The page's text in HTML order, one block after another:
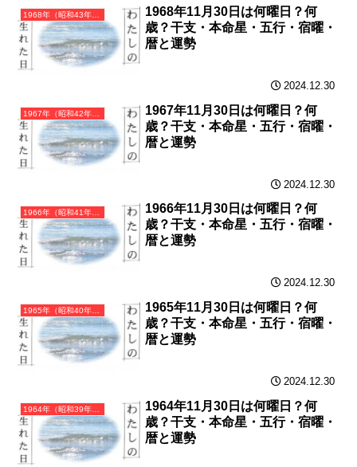
1968年（昭和43年）戊申（つちのえさる）・申年（さる年）カレンダー（月曜はじまり）
1968年11月30日は何曜日？何
歳？干支・本命星・五行・宿曜・
暦と運勢
2024.12.30
1967年（昭和42年）丁未（ひのとひつじ）・未年（ひつじ年）カレンダー（月曜はじまり）
1967年11月30日は何曜日？何
歳？干支・本命星・五行・宿曜・
暦と運勢
2024.12.30
1966年（昭和41年）丙午（ひのえうま）・午年（うま年）カレンダー（月曜はじまり）
1966年11月30日は何曜日？何
歳？干支・本命星・五行・宿曜・
暦と運勢
2024.12.30
1965年（昭和40年）乙巳（きのとみ）・巳年（へび年）カレンダー（月曜はじまり）
1965年11月30日は何曜日？何
歳？干支・本命星・五行・宿曜・
暦と運勢
2024.12.30
1964年（昭和39年）甲辰（きのえたつ）・辰年（たつ年）カレンダー（月曜はじまり）
1964年11月30日は何曜日？何
歳？干支・本命星・五行・宿曜・
暦と運勢